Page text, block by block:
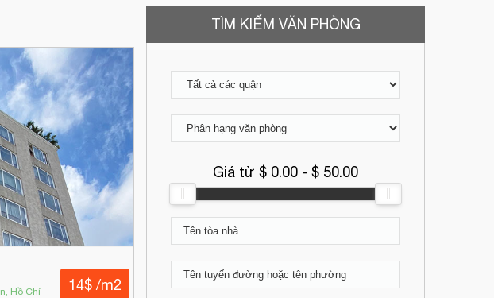
TÌM KIẾM VĂN PHÒNG
Giá từ $ 0.00 - $ 50.00
Hồ Chí
14$ /m2